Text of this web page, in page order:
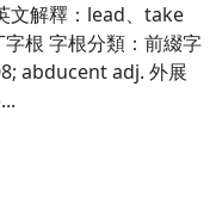
文解釋：lead、take
根 字根分類：前綴字
abducent adj. 外展